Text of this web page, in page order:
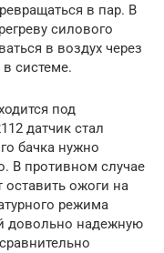
в пар. В
силового
в воздух через
системе.
под
датчик стал
бачка нужно
В противном случае
ожоги на
режима
довольно надежную